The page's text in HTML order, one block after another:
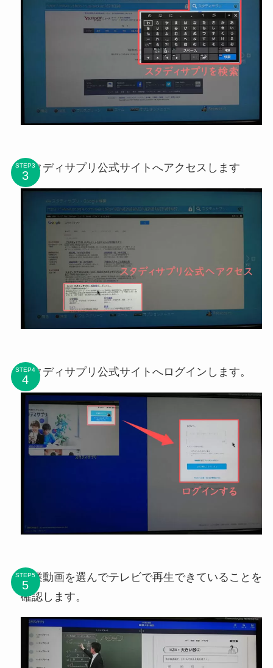
STEP3
スタディサプリ公式サイトへアクセスします
STEP4
スタディサプリ公式サイトへログインします。
STEP5
授業動画を選んでテレビで再生できていることを
確認します。